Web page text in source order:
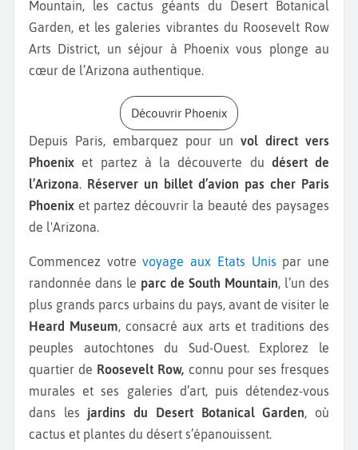
Mountain, les cactus géants du Desert Botanical
Garden, et les galeries vibrantes du Roosevelt Row
Arts District, un séjour à Phoenix vous plonge au
cœur de l’Arizona authentique.
Découvrir Phoenix
Depuis Paris, embarquez pour un vol direct vers
Phoenix et partez à la découverte du désert de
l’Arizona. Réserver un billet d’avion pas cher Paris
Phoenix et partez découvrir la beauté des paysages
de l'Arizona.
Commencez votrevoyage aux Etats Unis par une
randonnée dans le parc de South Mountain, l’un des
plus grands parcs urbains du pays, avant de visiter le
Heard Museum, consacré aux arts et traditions des
peuples autochtones du Sud-Ouest. Explorez le
quartier de Roosevelt Row, connu pour ses fresques
murales et ses galeries d’art, puis détendez-vous
dans les jardins du Desert Botanical Garden, où
cactus et plantes du désert s’épanouissent.